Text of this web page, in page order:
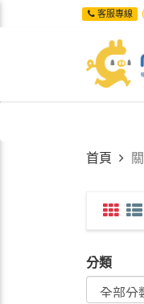
客服專線
首頁
分類